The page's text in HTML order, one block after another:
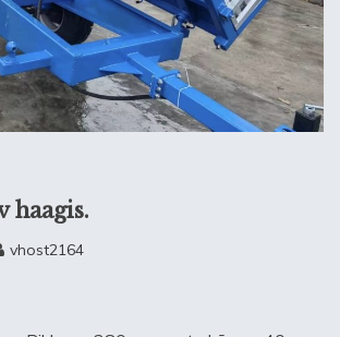
haagis.
vhost2164